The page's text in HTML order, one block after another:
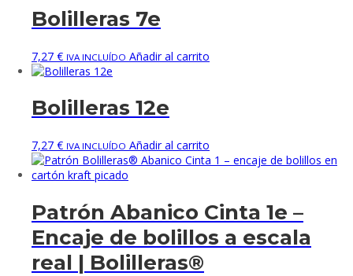
Bolilleras 7e
7,27 € IVA INCLUÍDO Añadir al carrito
Bolilleras 12e
7,27 € IVA INCLUÍDO Añadir al carrito
Patrón Abanico Cinta 1e –
Encaje de bolillos a escala
real | Bolilleras®